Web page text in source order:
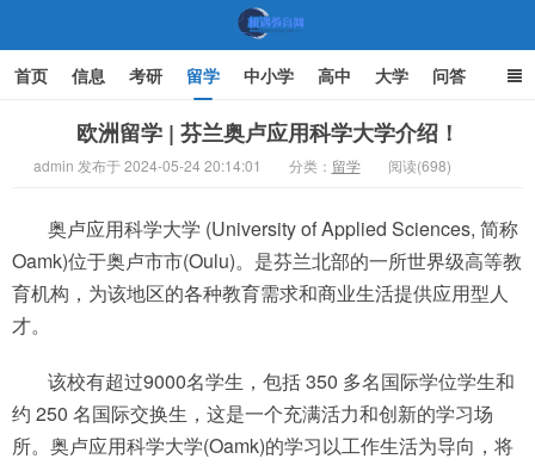
首页 信息 考研 留学 中小学 高中 大学 问答
家庭教育
欧洲留学 | 芬兰奥卢应用科学大学介绍！
admin 发布于 2024-05-24 20:14:01 分类： 留学 阅读(698)
奥卢应用科学大学 (University of Applied Sciences, 简称
Oamk)位于奥卢市市(Oulu)。是芬兰北部的一所世界级高等教
育机构，为该地区的各种教育需求和商业生活提供应用型人
才。
该校有超过9000名学生，包括 350 多名国际学位学生和
约 250 名国际交换生，这是一个充满活力和创新的学习场
所。奥卢应用科学大学(Oamk)的学习以工作生活为导向，将